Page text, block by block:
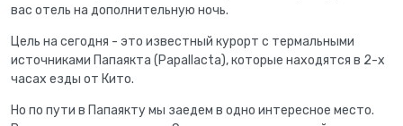
вас отель на дополнительную ночь.
Цель на сегодня - это известный курорт с термальными
источниками Папаякта (Papallacta), которые находятся в 2-х
часах езды от Кито.
Но по пути в Папаякту мы заедем в одно интересное место.